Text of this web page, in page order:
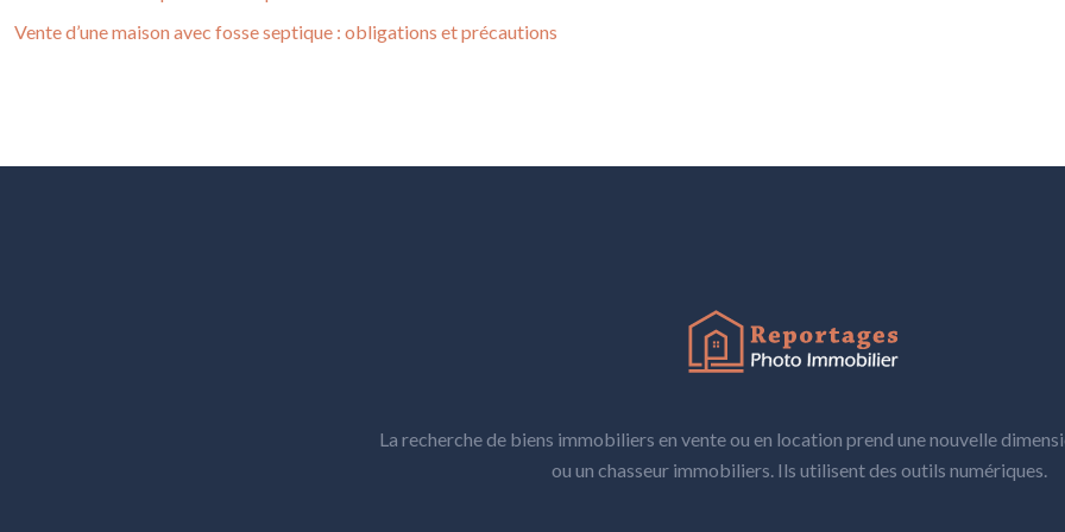
Vente d’une maison avec fosse septique : obligations et précautions
La recherche de biens immobiliers en vente ou en location prend une nouvelle
ou un chasseur immobiliers. Ils utilisent des outils numériques.